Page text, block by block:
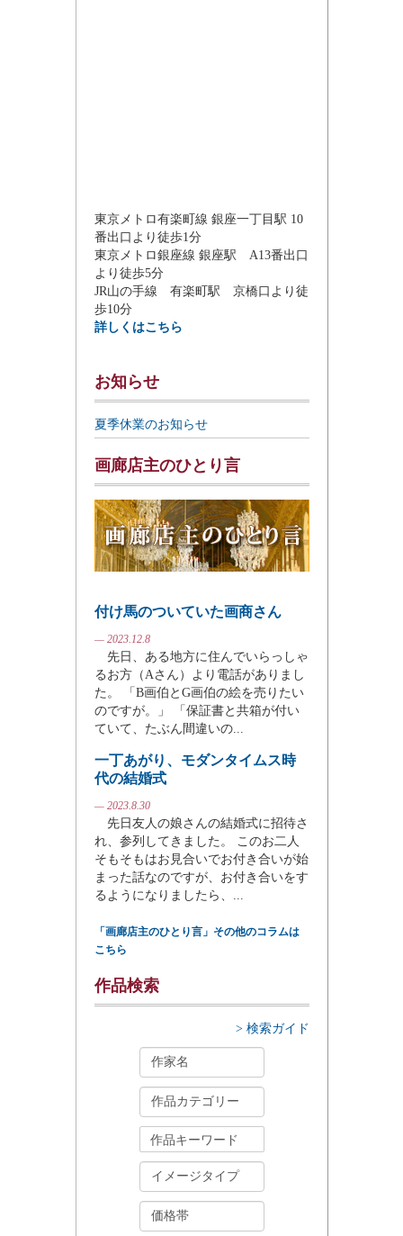
東京メトロ有楽町線 銀座一丁目駅 10
番出口より徒歩1分
東京メトロ銀座線 銀座駅 A13番出口
より徒歩5分
JR山の手線 有楽町駅 京橋口より徒
歩10分
詳しくはこちら
お知らせ
夏季休業のお知らせ
画廊店主のひとり言
付け馬のついていた画商さん
— 2023.12.8
先日、ある地方に住んでいらっしゃ
るお方（Aさん）より電話がありまし
た。 「B画伯とG画伯の絵を売りたい
のですが。」 「保証書と共箱が付い
ていて、たぶん間違いの...
一丁あがり、モダンタイムス時
代の結婚式
— 2023.8.30
先日友人の娘さんの結婚式に招待さ
れ、参列してきました。 このお二人
そもそもはお見合いでお付き合いが始
まった話なのですが、お付き合いをす
るようになりましたら、...
「画廊店主のひとり言」その他のコラムは
こちら
作品検索
> 検索ガイド